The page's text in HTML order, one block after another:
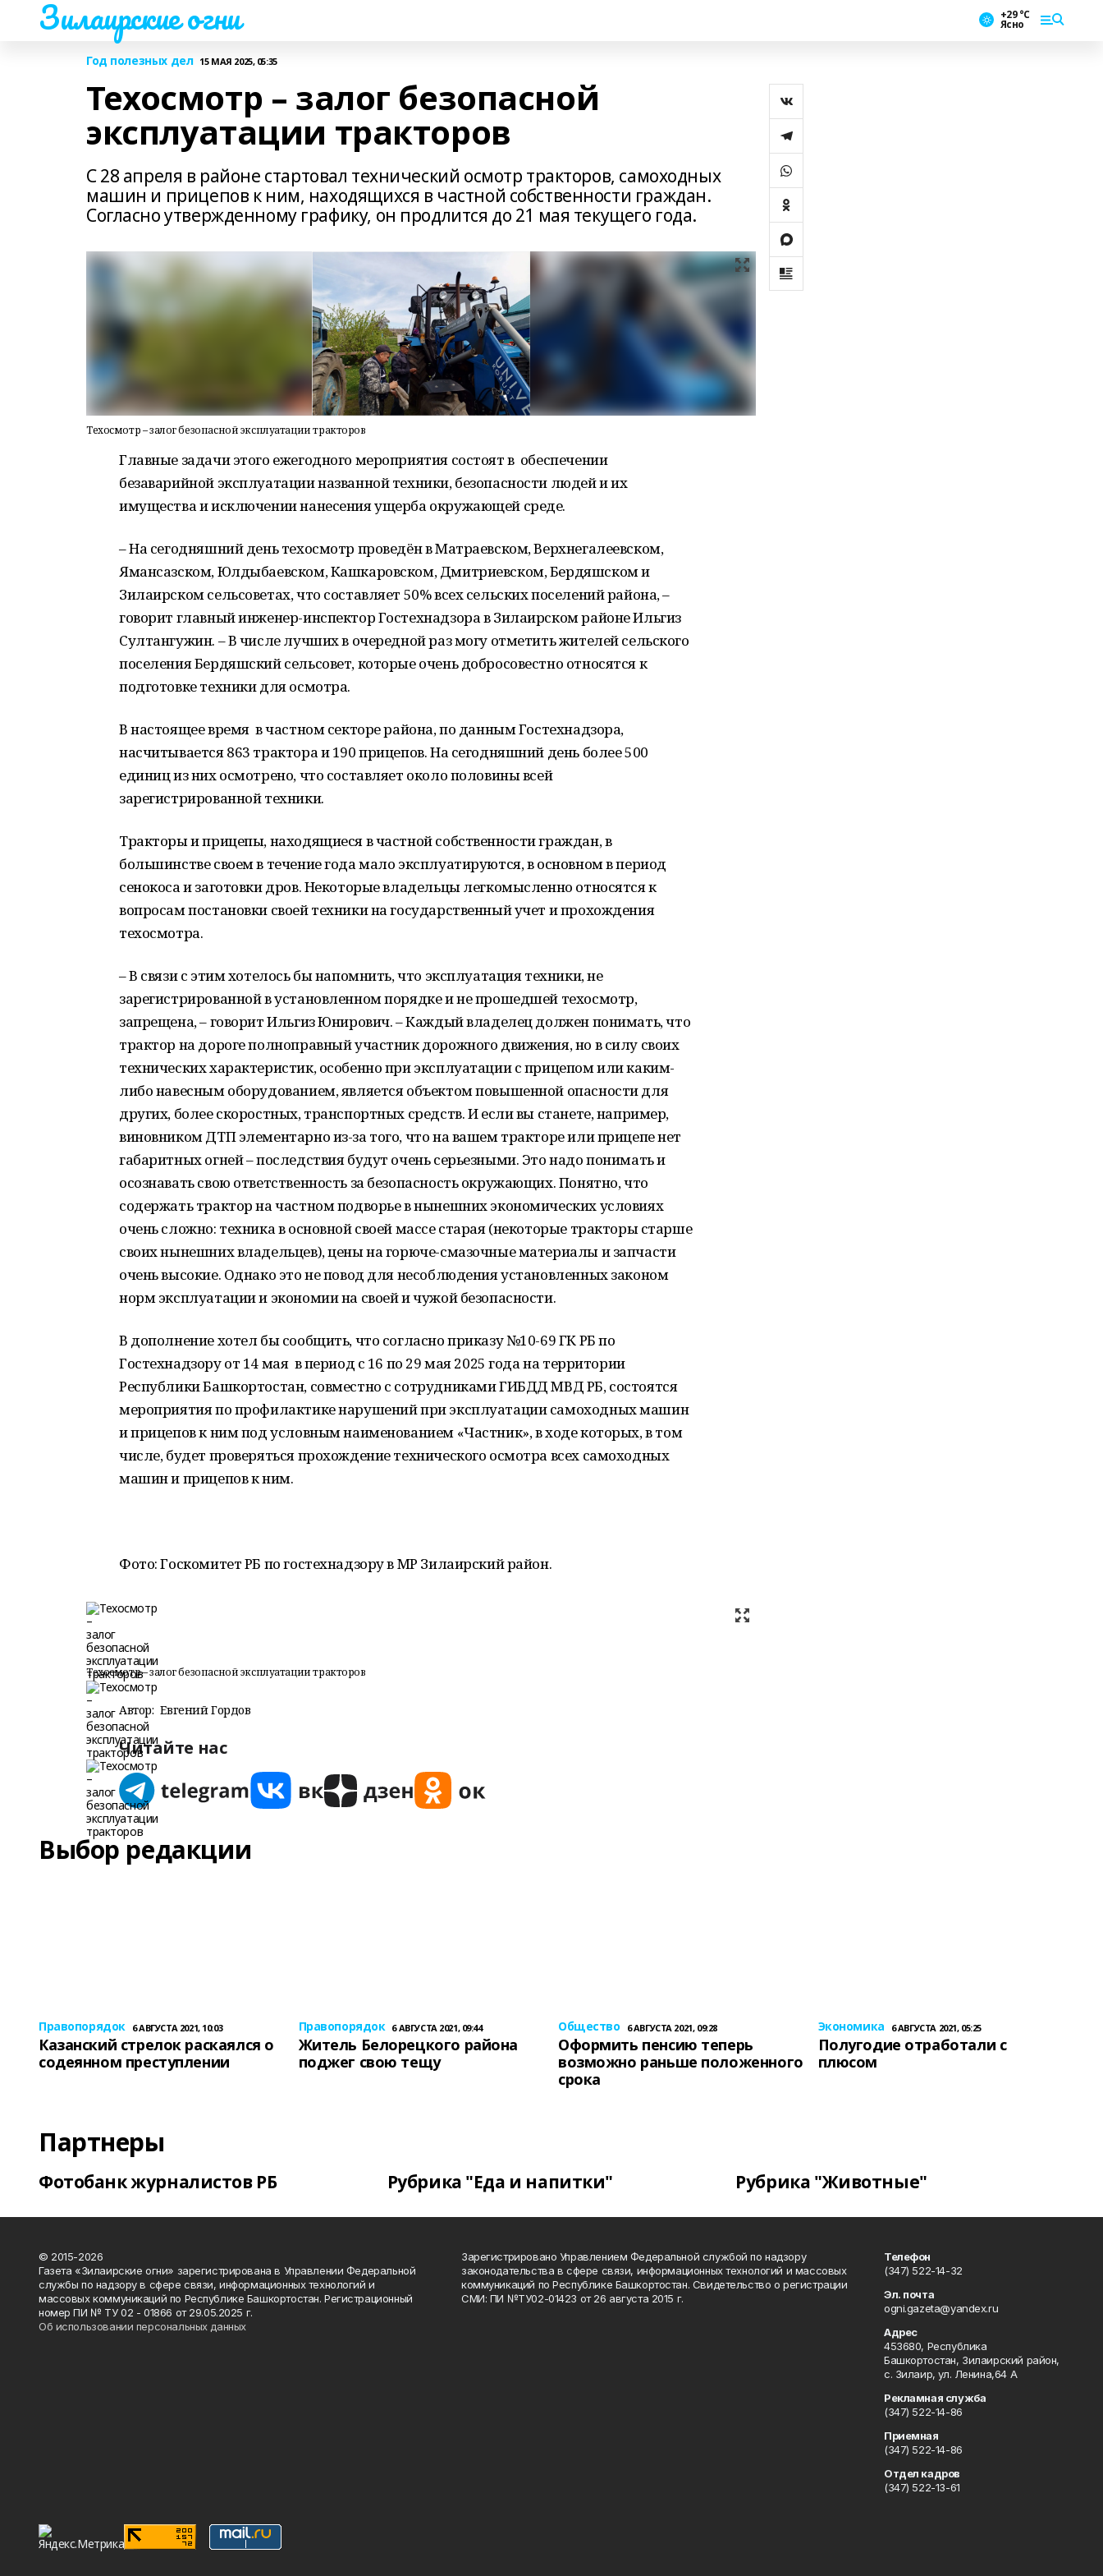
Зилаирские огни +29 °С
Ясно
Год полезных дел 15 МАЯ 2025, 05:35
Техосмотр – залог безопасной
эксплуатации тракторов
С 28 апреля в районе стартовал технический осмотр тракторов, самоходных
машин и прицепов к ним, находящихся в частной собственности граждан.
Согласно утвержденному графику, он продлится до 21 мая текущего года.
Техосмотр – залог безопасной эксплуатации тракторов
Главные задачи этого ежегодного мероприятия состоят в обеспечении
безаварийной эксплуатации названной техники, безопасности людей и их
имущества и исключении нанесения ущерба окружающей среде.
– На сегодняшний день техосмотр проведён в Матраевском, Верхнегалеевском,
Ямансазском, Юлдыбаевском, Кашкаровском, Дмитриевском, Бердяшском и
Зилаирском сельсоветах, что составляет 50% всех сельских поселений района, –
говорит главный инженер-инспектор Гостехнадзора в Зилаирском районе Ильгиз
Султангужин. – В числе лучших в очередной раз могу отметить жителей сельского
поселения Бердяшский сельсовет, которые очень добросовестно относятся к
подготовке техники для осмотра.
В настоящее время в частном секторе района, по данным Гостехнадзора,
насчитывается 863 трактора и 190 прицепов. На сегодняшний день более 500
единиц из них осмотрено, что составляет около половины всей
зарегистрированной техники.
Тракторы и прицепы, находящиеся в частной собственности граждан, в
большинстве своем в течение года мало эксплуатируются, в основном в период
сенокоса и заготовки дров. Некоторые владельцы легкомысленно относятся к
вопросам постановки своей техники на государственный учет и прохождения
техосмотра.
– В связи с этим хотелось бы напомнить, что эксплуатация техники, не
зарегистрированной в установленном порядке и не прошедшей техосмотр,
запрещена, – говорит Ильгиз Юнирович. – Каждый владелец должен понимать, что
трактор на дороге полноправный участник дорожного движения, но в силу своих
технических характеристик, особенно при эксплуатации с прицепом или каким-
либо навесным оборудованием, является объектом повышенной опасности для
других, более скоростных, транспортных средств. И если вы станете, например,
виновником ДТП элементарно из-за того, что на вашем тракторе или прицепе нет
габаритных огней – последствия будут очень серьезными. Это надо понимать и
осознавать свою ответственность за безопасность окружающих. Понятно, что
содержать трактор на частном подворье в нынешних экономических условиях
очень сложно: техника в основной своей массе старая (некоторые тракторы старше
своих нынешних владельцев), цены на горюче-смазочные материалы и запчасти
очень высокие. Однако это не повод для несоблюдения установленных законом
норм эксплуатации и экономии на своей и чужой безопасности.
В дополнение хотел бы сообщить, что согласно приказу №10-69 ГК РБ по
Гостехнадзору от 14 мая в период с 16 по 29 мая 2025 года на территории
Республики Башкортостан, совместно с сотрудниками ГИБДД МВД РБ, состоятся
мероприятия по профилактике нарушений при эксплуатации самоходных машин
и прицепов к ним под условным наименованием «Частник», в ходе которых, в том
числе, будет проверяться прохождение технического осмотра всех самоходных
машин и прицепов к ним.
Фото: Госкомитет РБ по гостехнадзору в МР Зилаирский район.
Техосмотр – залог безопасной эксплуатации тракторов
Автор: Евгений Гордов
Читайте нас
Выбор редакции
Правопорядок 6 АВГУСТА 2021, 10:03
Казанский стрелок раскаялся о
содеянном преступлении
Правопорядок 6 АВГУСТА 2021, 09:44
Житель Белорецкого района
поджег свою тещу
Общество 6 АВГУСТА 2021, 09:28
Оформить пенсию теперь
возможно раньше положенного
срока
Экономика 6 АВГУСТА 2021, 05:25
Полугодие отработали с
плюсом
Партнеры
Фотобанк журналистов РБ Рубрика "Еда и напитки" Рубрика "Животные"
© 2015-2026
Газета «Зилаирские огни» зарегистрирована в Управлении Федеральной
службы по надзору в сфере связи, информационных технологий и
массовых коммуникаций по Республике Башкортостан. Регистрационный
номер ПИ № ТУ 02 - 01866 от 29.05.2025 г.
Об использовании персональных данных
Зарегистрировано Управлением Федеральной службой по надзору
законодательства в сфере связи, информационных технологий и массовых
коммуникаций по Республике Башкортостан. Свидетельство о регистрации
СМИ: ПИ №ТУ02-01423 от 26 августа 2015 г.
Телефон
(347) 522-14-32
Эл. почта
ogni.gazeta@yandex.ru
Адрес
453680, Республика
Башкортостан, Зилаирский район,
с. Зилаир, ул. Ленина,64 А
Рекламная служба
(347) 522-14-86
Приемная
(347) 522-14-86
Отдел кадров
(347) 522-13-61